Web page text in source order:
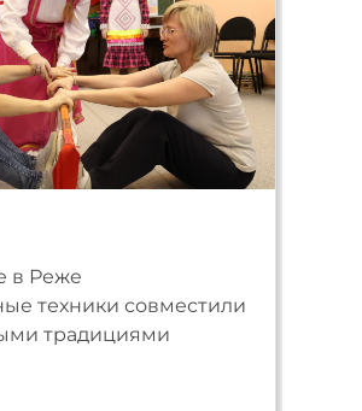
в Реже
техники совместили
традициями